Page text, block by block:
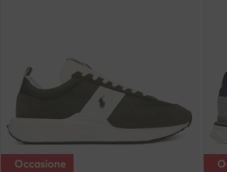
Occasione